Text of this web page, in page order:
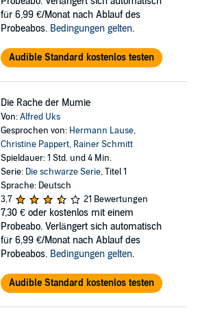
für 6,99 €/Monat nach Ablauf des
Probeabos. Bedingungen gelten.
Audible Standard kostenlos testen
Die Rache der Mumie
Von:Alfred Uks
Gesprochen von: Hermann Lause,
Christine Pappert, Rainer Schmitt
Spieldauer: 1 Std. und 4 Min.
Serie: Die schwarze Serie, Titel 1
Sprache: Deutsch
3,7
21 Bewertungen
7,30 € oder kostenlos mit einem
Probeabo. Verlängert sich automatisch
für 6,99 €/Monat nach Ablauf des
Probeabos. Bedingungen gelten.
Audible Standard kostenlos testen